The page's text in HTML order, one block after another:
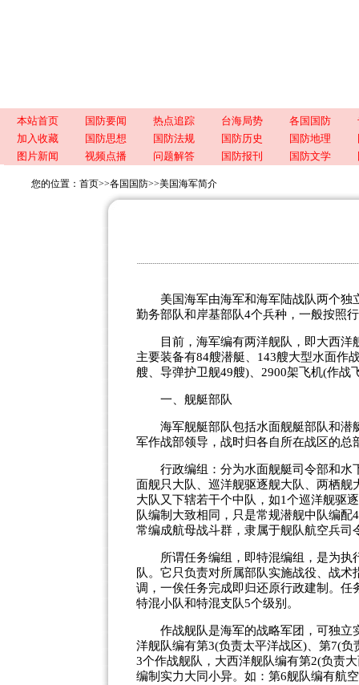
本站首页 国防要闻 热点追踪 台海局势 各国国防
加入收藏
国防思想 国防法规 国防历史 国防地理
图片新闻
视频点播 问题解答 国防报刊 国防文学
您的位置： 首页>>各国国防>>美国海军简介
美国海军由海军和海军陆战队两个独
勤务部队和岸基部队4个兵种，一般按照
目前，海军编有两洋舰队，即大西洋
主要装备有84艘潜艇、143艘大型水面作
艘、导弹护卫舰49艘)、2900架飞机(作战
一、舰艇部队
海军舰艇部队包括水面舰艇部队和潜
军作战部领导，战时归各自所在战区的
行政编组：分为水面舰艇司令部和水
面舰只大队、巡洋舰驱逐舰大队、两栖
大队又下辖若干个中队，如1个巡洋舰驱
队编制大致相同，只是常规潜舰中队编
常编成航母战斗群，隶属于舰队航空兵司
所谓任务编组，即特混编组，是为执
队。它只负责对所属部队实施战役、战
调，一俟任务完成即归还原行政建制。
特混小队和特混支队5个级别。
作战舰队是海军的战略军团，可独立
洋舰队编有第3(负责太平洋战区)、第7(
3个作战舰队，大西洋舰队编有第2(负责
编制实力大同小异。如：第6舰队编有航